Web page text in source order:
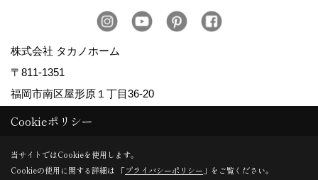
株式会社 タカノホーム
〒811-1351
福岡市南区屋形原１丁目36-20
TEL： 092-566-3838
＜営業時間＞10:00～17:00
Cookieポリシー
当サイトではCookieを使用します。
Cookieの使用に関する詳細は 「プライバシーポリシー 」をご覧ください。